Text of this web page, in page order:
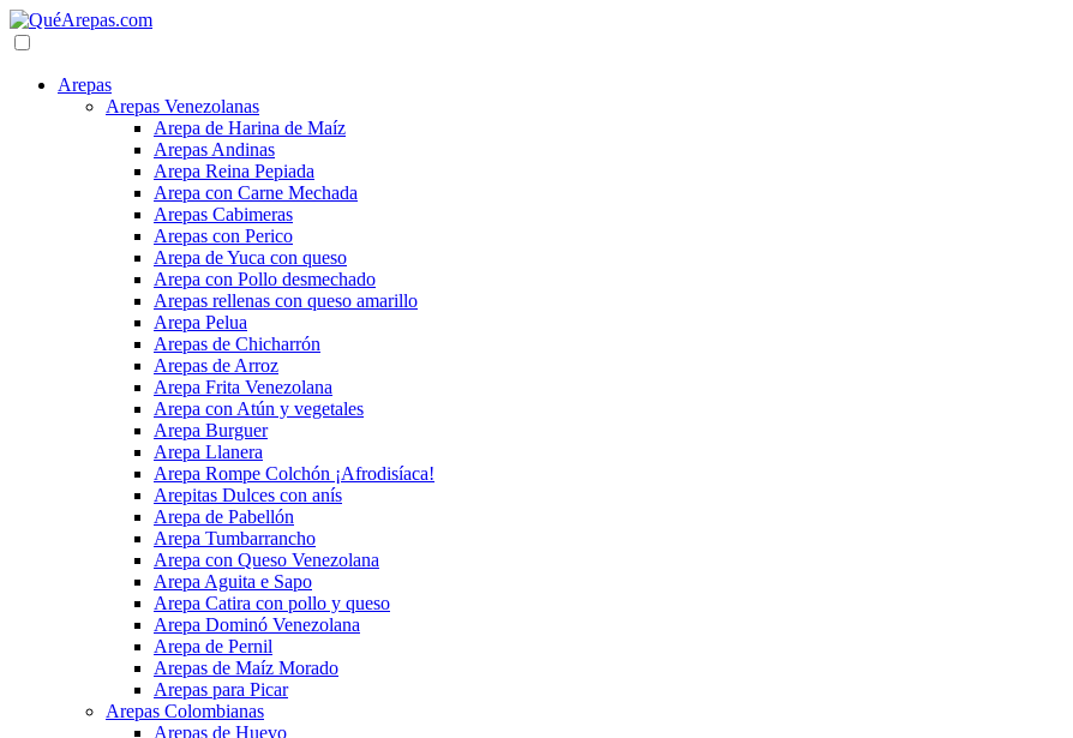
Arepas
Arepas Venezolanas
Arepa de Harina de Maíz
Arepas Andinas
Arepa Reina Pepiada
Arepa con Carne Mechada
Arepas Cabimeras
Arepas con Perico
Arepa de Yuca con queso
Arepa con Pollo desmechado
Arepas rellenas con queso amarillo
Arepa Pelua
Arepas de Chicharrón
Arepas de Arroz
Arepa Frita Venezolana
Arepa con Atún y vegetales
Arepa Burguer
Arepa Llanera
Arepa Rompe Colchón ¡Afrodisíaca!
Arepitas Dulces con anís
Arepa de Pabellón
Arepa Tumbarrancho
Arepa con Queso Venezolana
Arepa Aguita e Sapo
Arepa Catira con pollo y queso
Arepa Dominó Venezolana
Arepa de Pernil
Arepas de Maíz Morado
Arepas para Picar
Arepas Colombianas
Arepas de Huevo